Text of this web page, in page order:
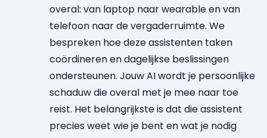
overal: van laptop naar wearable en van
telefoon naar de vergaderruimte. We
bespreken hoe deze assistenten taken
coördineren en dagelijkse beslissingen
ondersteunen. Jouw AI wordt je persoonlijke
schaduw die overal met je mee naar toe
reist. Het belangrijkste is dat die assistent
precies weet wie je bent en wat je nodig